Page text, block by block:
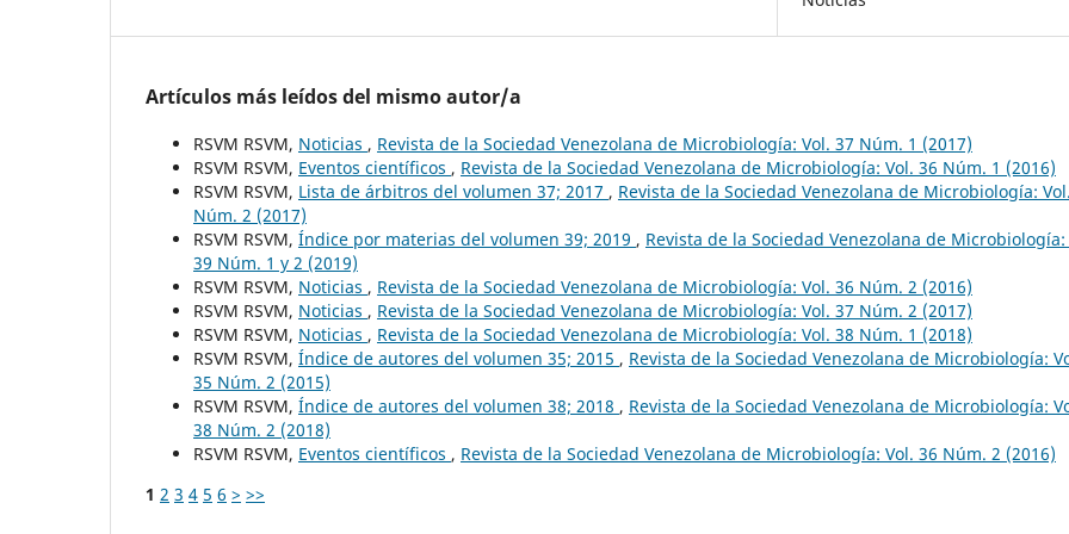
Artículos más leídos del mismo autor/a
RSVM RSVM, Noticias , Revista de la Sociedad Venezolana de Microbiología: Vol. 37 Núm. 1 (2017)
RSVM RSVM, Eventos científicos , Revista de la Sociedad Venezolana de Microbiología: Vol. 36 Núm. 1 (2016)
RSVM RSVM, Lista de árbitros del volumen 37; 2017 , Revista de la Sociedad Venezolana de Microbiología:
Núm. 2 (2017)
RSVM RSVM, Índice por materias del volumen 39; 2019 , Revista de la Sociedad Venezolana de Microbiología:
39 Núm. 1 y 2 (2019)
RSVM RSVM, Noticias , Revista de la Sociedad Venezolana de Microbiología: Vol. 36 Núm. 2 (2016)
RSVM RSVM, Noticias , Revista de la Sociedad Venezolana de Microbiología: Vol. 37 Núm. 2 (2017)
RSVM RSVM, Noticias , Revista de la Sociedad Venezolana de Microbiología: Vol. 38 Núm. 1 (2018)
RSVM RSVM, Índice de autores del volumen 35; 2015 , Revista de la Sociedad Venezolana de Microbiología:
35 Núm. 2 (2015)
RSVM RSVM, Índice de autores del volumen 38; 2018 , Revista de la Sociedad Venezolana de Microbiología:
38 Núm. 2 (2018)
RSVM RSVM, Eventos científicos , Revista de la Sociedad Venezolana de Microbiología: Vol. 36 Núm. 2 (2016)
1 2 3 4 5 6 > >>